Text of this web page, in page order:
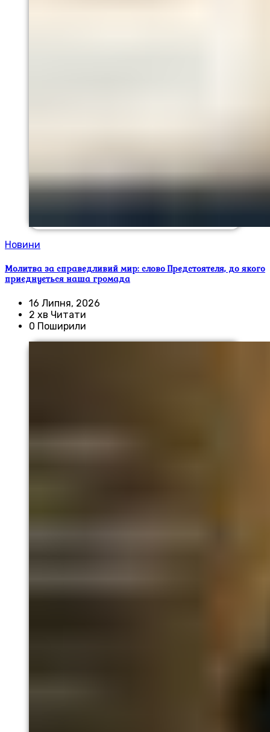
Новини
Молитва за справедливий мир: слово Предстоятеля, до якого
приєднується наша громада
16 Липня, 2026
2 хв Читати
0 Поширили